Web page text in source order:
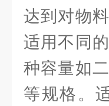
达到对物
适用不同
种容量如
等规格。